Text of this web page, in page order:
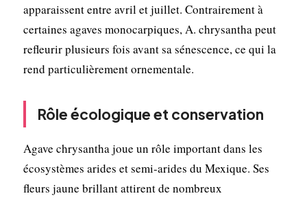
apparaissent entre avril et juillet. Contrairement à
certaines agaves monocarpiques, A. chrysantha peut
refleurir plusieurs fois avant sa sénescence, ce qui la
rend particulièrement ornementale.
Rôle écologique et conservation
Agave chrysantha joue un rôle important dans les
écosystèmes arides et semi-arides du Mexique. Ses
fleurs jaune brillant attirent de nombreux